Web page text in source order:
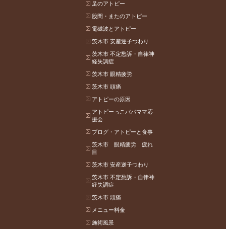
足のアトピー
股間・またのアトピー
電磁波とアトピー
茨木市 安産逆子つわり
茨木市 不定愁訴・自律神
経失調症
茨木市 眼精疲労
茨木市 頭痛
アトピーの原因
アトピーっこパパママ応
援会
ブログ・アトピーと食事
茨木市 眼精疲労 疲れ
目
茨木市 安産逆子つわり
茨木市 不定愁訴・自律神
経失調症
茨木市 頭痛
メニュー料金
施術風景